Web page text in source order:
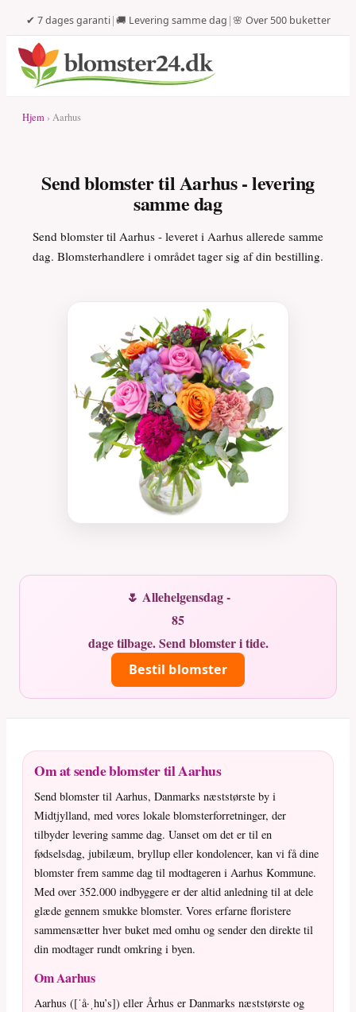
✔ 7 dages garanti|🚚 Levering samme dag |🌸 Over 500 buketter
Hjem › Aarhus
Send blomster til Aarhus - levering
samme dag
Send blomster til Aarhus - leveret i Aarhus allerede samme
dag. Blomsterhandlere i området tager sig af din bestilling.
🌷 Allehelgensdag -
85
dage tilbage. Send blomster i tide.
Bestil blomster
Om at sende blomster til Aarhus
Send blomster til Aarhus, Danmarks næststørste by i
Midtjylland, med vores lokale blomsterforretninger, der
tilbyder levering samme dag. Uanset om det er til en
fødselsdag, jubilæum, bryllup eller kondolencer, kan vi få dine
blomster frem samme dag til modtageren i Aarhus Kommune.
Med over 352.000 indbyggere er der altid anledning til at dele
glæde gennem smukke blomster. Vores erfarne floristere
sammensætter hver buket med omhu og sender den direkte til
din modtager rundt omkring i byen.
Om Aarhus
Aarhus ([ˈå·ˌhu’s]) eller Århus er Danmarks næststørste og